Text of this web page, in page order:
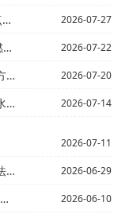
2026-07-27
2026-07-22
2026-07-20
2026-07-14
2026-07-11
2026-06-29
2026-06-10